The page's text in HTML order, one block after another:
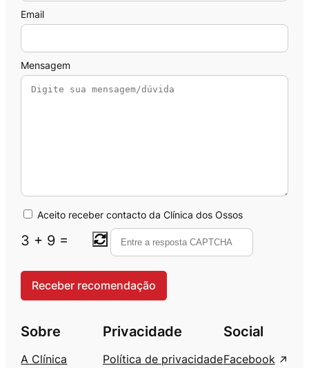
Email
Mensagem
Aceito receber contacto da Clínica dos Ossos
3 + 9 =
Sobre
A Clínica
Privacidade
Política de privacidade
Social
Facebook